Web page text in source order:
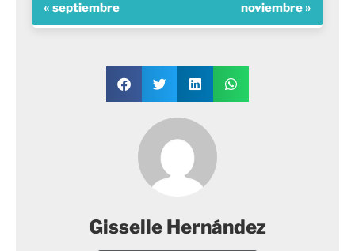
« septiembre noviembre »
Gisselle Hernández